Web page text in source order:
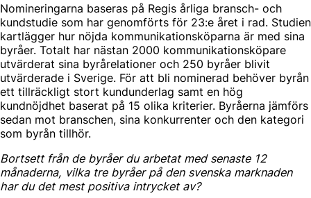
Nomineringarna baseras på Regis årliga bransch- och
kundstudie som har genomförts för 23:e året i rad. Studien
kartlägger hur nöjda kommunikationsköparna är med sina
byråer. Totalt har nästan 2000 kommunikationsköpare
utvärderat sina byrårelationer och 250 byråer blivit
utvärderade i Sverige. För att bli nominerad behöver byrån
ett tillräckligt stort kundunderlag samt en hög
kundnöjdhet baserat på 15 olika kriterier. Byråerna jämförs
sedan mot branschen, sina konkurrenter och den kategori
som byrån tillhör.
Bortsett från de byråer du arbetat med senaste 12
månaderna, vilka tre byråer på den svenska marknaden
har du det mest positiva intrycket av?